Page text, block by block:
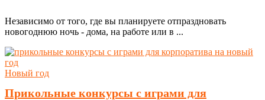
Независимо от того, где вы планируете отпраздновать
новогоднюю ночь - дома, на работе или в ...
Новый год
Прикольные конкурсы с играми для